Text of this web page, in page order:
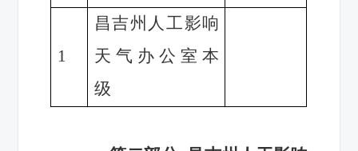
1
昌吉州人工影响
天气办公室本
级